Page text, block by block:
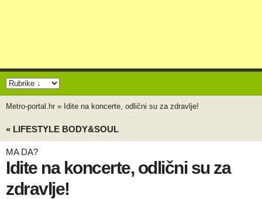
Metro-portal.hr » Idite na koncerte, odlični su za zdravlje!
« LIFESTYLE BODY&SOUL
MA DA?
Idite na koncerte, odlični su za
zdravlje!